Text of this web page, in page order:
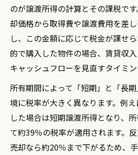
のが譲渡所得の計算とその課税で
却価格から取得費や譲渡費用を差
し、この金額に応じて税金が課せ
的で購入した物件の場合、賃貸収
キャッシュフローを見直すタイミン
所有期間によって「短期」と「長
境に税率が大きく異なります。例
した場合は短期譲渡所得となり、
て約39％の税率が適用されます。
売却なら約20％まで下がるため、